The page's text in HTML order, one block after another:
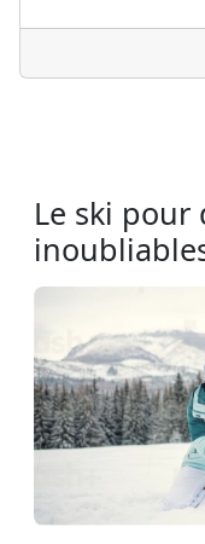
Le ski pour